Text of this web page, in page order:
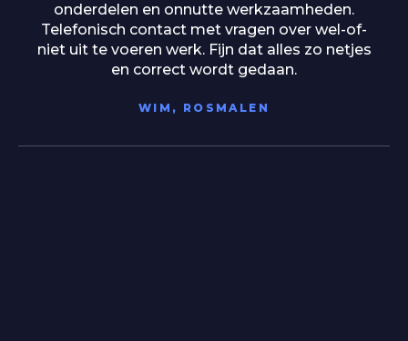
gepland, maar door de vakantieperiode waren
ze eigenlijk al gesloten. Toch werd hier totaal
geen probleem van gemaakt. Ze ontvingen me
hartelijk, namen alle tijd voor me en gaven
sfeer waardoor ik me meteen op mijn gemak
mijn auto. Vrijdag mag ik hem ophalen en ik